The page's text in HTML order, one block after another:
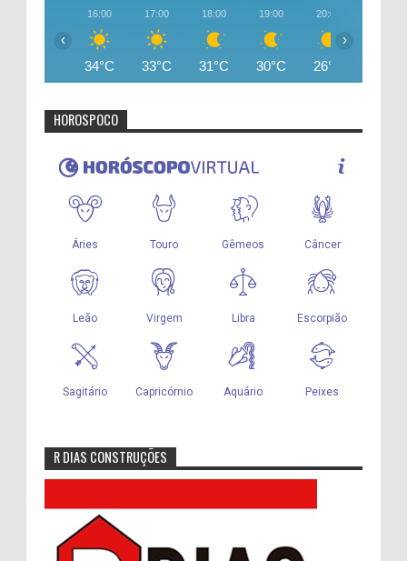
16:00
34°C
17:00
33°C
18:00
31°C
19:00
30°C
20:00
26°C
‹ ›
HOROSPOCO
R DIAS CONSTRUÇÕES